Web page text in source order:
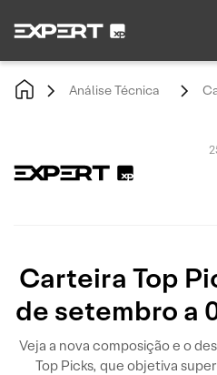
Análise Técnica
Carteira Top
de setembro a
Veja a nova composição e o
Top Picks, que objetiva